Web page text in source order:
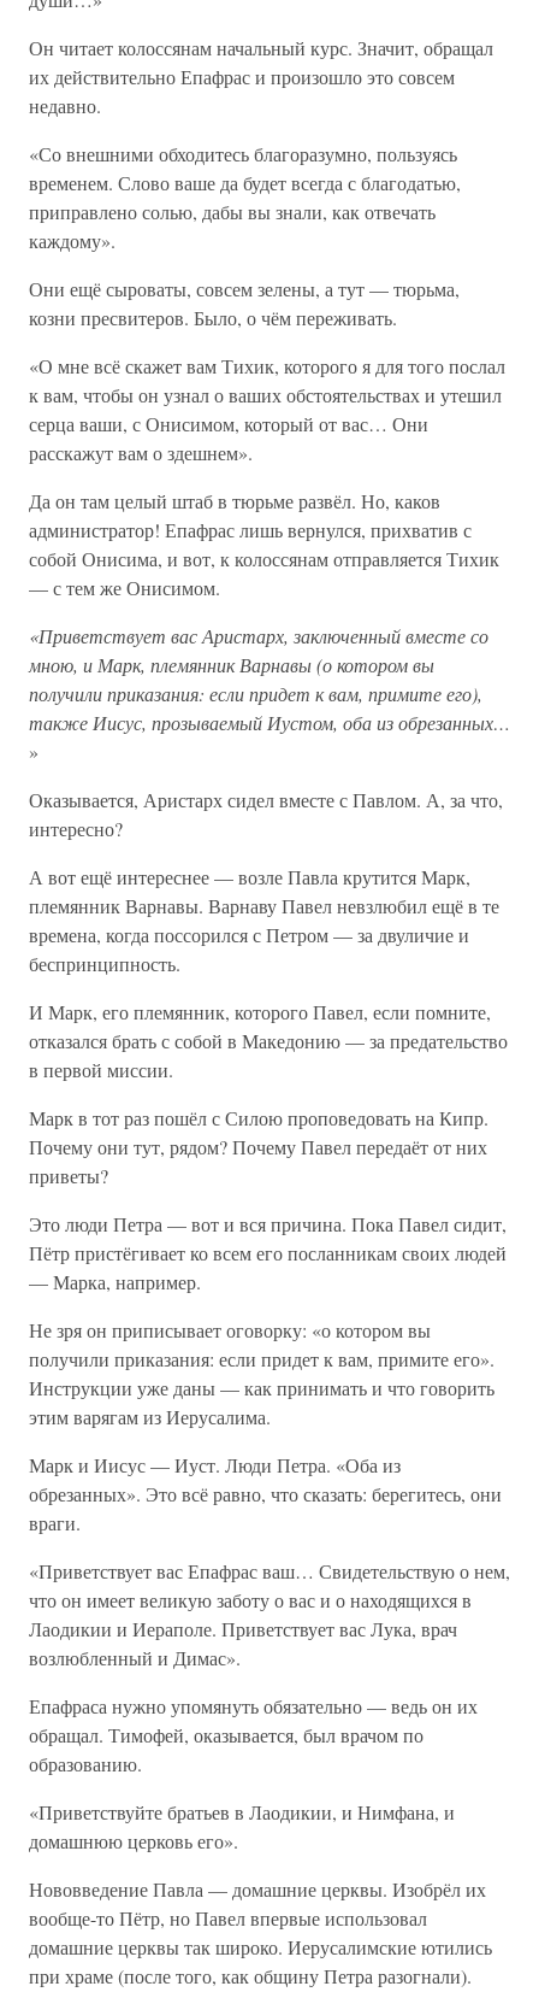
Он читает колоссянам начальный курс. Значит, обращал
их действительно Епафрас и произошло это совсем
недавно.
«Со внешними обходитесь благоразумно, пользуясь
временем. Слово ваше да будет всегда с благодатью,
приправлено солью, дабы вы знали, как отвечать
каждому».
Они ещё сыроваты, совсем зелены, а тут — тюрьма,
козни пресвитеров. Было, о чём переживать.
«О мне всё скажет вам Тихик, которого я для того послал
к вам, чтобы он узнал о ваших обстоятельствах и утешил
серца ваши, с Онисимом, который от вас… Они
расскажут вам о здешнем».
Да он там целый штаб в тюрьме развёл. Но, каков
администратор! Епафрас лишь вернулся, прихватив с
собой Онисима, и вот, к колоссянам отправляется Тихик
— с тем же Онисимом.
«Приветствует вас Аристарх, заключенный вместе со
мною, и Марк, племянник Варнавы (о котором вы
получили приказания: если придет к вам, примите его),
также Иисус, прозываемый Иустом, оба из обрезанных…
»
Оказывается, Аристарх сидел вместе с Павлом. А, за что,
интересно?
А вот ещё интереснее — возле Павла крутится Марк,
племянник Варнавы. Варнаву Павел невзлюбил ещё в те
времена, когда поссорился с Петром — за двуличие и
беспринципность.
И Марк, его племянник, которого Павел, если помните,
отказался брать с собой в Македонию — за предательство
в первой миссии.
Марк в тот раз пошёл с Силою проповедовать на Кипр.
Почему они тут, рядом? Почему Павел передаёт от них
приветы?
Это люди Петра — вот и вся причина. Пока Павел сидит,
Пётр пристёгивает ко всем его посланникам своих людей
— Марка, например.
Не зря он приписывает оговорку: «о котором вы
получили приказания: если придет к вам, примите его».
Инструкции уже даны — как принимать и что говорить
этим варягам из Иерусалима.
Марк и Иисус — Иуст. Люди Петра. «Оба из
обрезанных». Это всё равно, что сказать: берегитесь, они
враги.
«Приветствует вас Епафрас ваш… Свидетельствую о нем,
что он имеет великую заботу о вас и о находящихся в
Лаодикии и Иераполе. Приветствует вас Лука, врач
возлюбленный и Димас».
Епафраса нужно упомянуть обязательно — ведь он их
обращал. Тимофей, оказывается, был врачом по
образованию.
«Приветствуйте братьев в Лаодикии, и Нимфана, и
домашнюю церковь его».
Нововведение Павла — домашние церквы. Изобрёл их
вообще-то Пётр, но Павел впервые использовал
домашние церквы так широко. Иерусалимские ютились
при храме (после того, как общину Петра разогнали).